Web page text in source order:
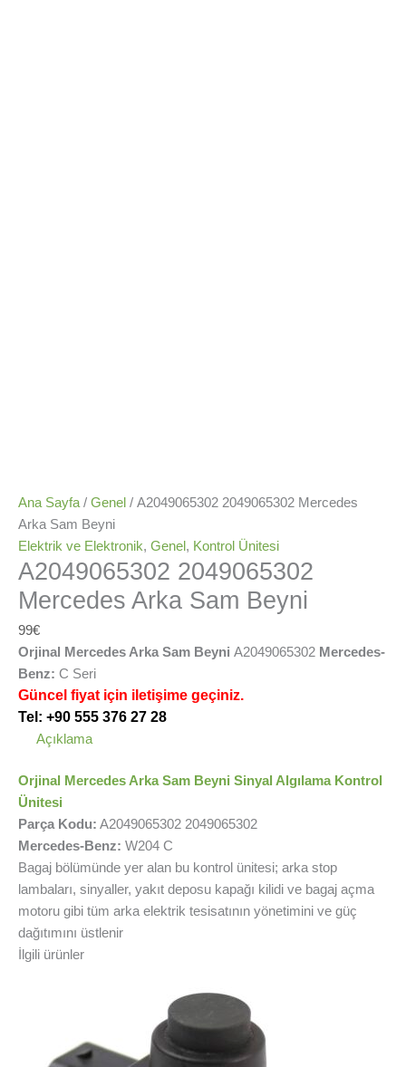
Ana Sayfa / Genel / A2049065302 2049065302 Mercedes
Arka Sam Beyni
Elektrik ve Elektronik, Genel , Kontrol Ünitesi
A2049065302 2049065302
Mercedes Arka Sam Beyni
99€
Orjinal Mercedes Arka Sam Beyni A2049065302 Mercedes-
Benz: C Seri
Güncel fiyat için iletişime geçiniz.
Tel: +90 555 376 27 28
Açıklama
Orjinal Mercedes Arka Sam Beyni Sinyal Algılama Kontrol
Ünitesi
Parça Kodu: A2049065302 2049065302
Mercedes-Benz: W204 C
Bagaj bölümünde yer alan bu kontrol ünitesi; arka stop
lambaları, sinyaller, yakıt deposu kapağı kilidi ve bagaj açma
motoru gibi tüm arka elektrik tesisatının yönetimini ve güç
dağıtımını üstlenir
İlgili ürünler